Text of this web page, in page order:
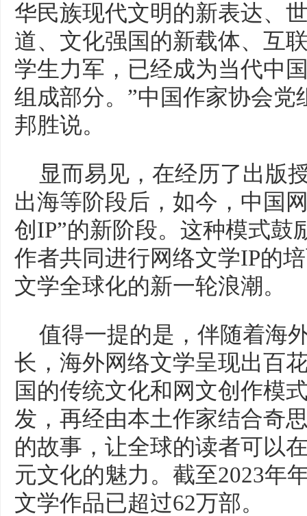
华民族现代文明的新表达、
道、文化强国的新载体、互
学生力军，已经成为当代中
组成部分。”中国作家协会党
邦胜说。
显而易见，在经历了出版
出海等阶段后，如今，中国
创IP”的新阶段。这种模式鼓
作者共同进行网络文学IP的
文学全球化的新一轮浪潮。
值得一提的是，伴随着海
长，海外网络文学呈现出百
国的传统文化和网文创作模
发，再经由本土作家结合奇
的故事，让全球的读者可以
元文化的魅力。截至2023年
文学作品已超过62万部。